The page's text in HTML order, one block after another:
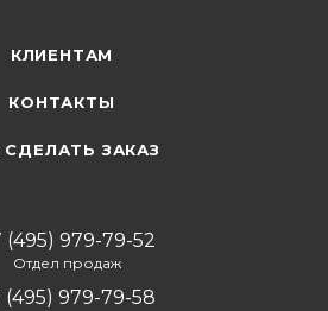
КЛИЕНТАМ
КОНТАКТЫ
СДЕЛАТЬ ЗАКАЗ
(495) 979-79-52
Отдел продаж
(495) 979-79-58